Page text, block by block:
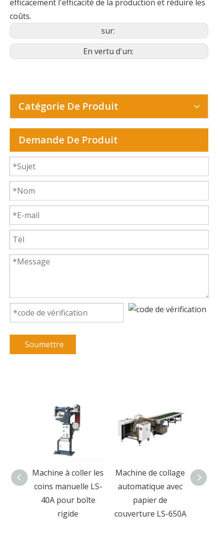
efficacement l'efficacité de la production et réduire les
coûts.
sur:
En vertu d'un:
Catégorie De Produit
Demande De Produit
Soumettre
Machine à coller les
coins manuelle LS-
40A pour boîte
rigide
Machine de collage
automatique avec
papier de
couverture LS-650A